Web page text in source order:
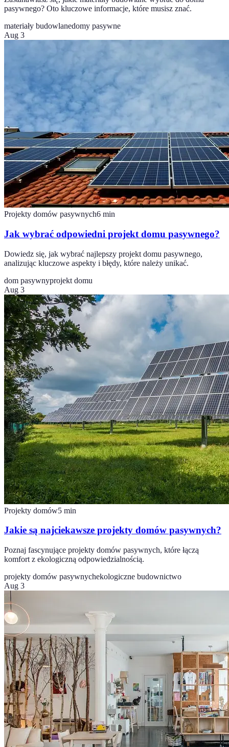
pasywnego? Oto kluczowe informacje, które musisz znać.
materiały budowlanedomy pasywne
Aug 3
Projekty domów pasywnych6 min
Jak wybrać odpowiedni projekt domu pasywnego?
Dowiedz się, jak wybrać najlepszy projekt domu pasywnego,
analizując kluczowe aspekty i błędy, które należy unikać.
dom pasywnyprojekt domu
Aug 3
Projekty domów5 min
Jakie są najciekawsze projekty domów pasywnych?
Poznaj fascynujące projekty domów pasywnych, które łączą
komfort z ekologiczną odpowiedzialnością.
projekty domów pasywnychekologiczne budownictwo
Aug 3